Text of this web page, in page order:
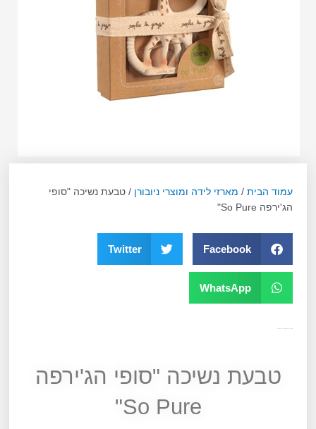
עמוד הבית / מארזי לידה ומוצרי ניובורן / טבעת נשיכה "סופי
הג'ירפה So Pure"
Facebook
Twitter
WhatsApp
טבעת נשיכה "סופי הג'ירפה
So Pure"